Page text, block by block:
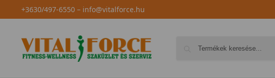
+3630/497-6550– info@vitalforce.hu